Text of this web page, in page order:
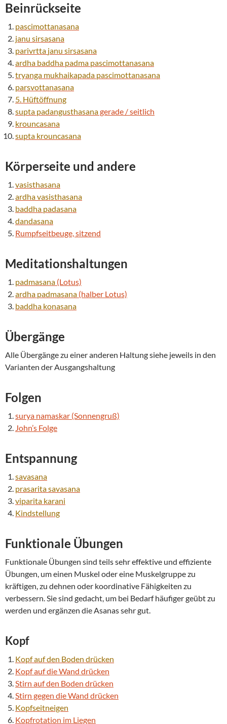
Beinrückseite
pascimottanasana
janu sirsasana
parivrtta janu sirsasana
ardha baddha padma pascimottanasana
tryanga mukhaikapada pascimottanasana
parsvottanasana
5. Hüftöffnung
supta padangusthasanagerade / seitlich
krouncasana
supta krouncasana
Körperseite und andere
vasisthasana
ardhavasisthasana
baddha padasana
dandasana
Rumpfseitbeuge, sitzend
Meditationshaltungen
padmasana (Lotus)
ardha padmasana (halber Lotus)
baddha konasana
Übergänge
Alle Übergänge zu einer anderen Haltung siehe jeweils in den
Varianten der Ausgangshaltung
Folgen
surya namaskar (Sonnengruß)
John’s Folge
Entspannung
savasana
prasaritasavasana
viparita karani
Kindstellung
Funktionale Übungen
Funktionale Übungen sind teils sehr effektive und effiziente
Übungen, um einen Muskel oder eine Muskelgruppe zu
kräftigen, zu dehnen oder koordinative Fähigkeiten zu
verbessern. Sie sind gedacht, um bei Bedarf häufiger geübt zu
werden und ergänzen die Asanas sehr gut.
Kopf
Kopf auf den Boden drücken
Kopf auf die Wand drücken
Stirn auf den Boden drücken
Stirn gegen die Wand drücken
Kopfseitneigen
Kopfrotation im Liegen